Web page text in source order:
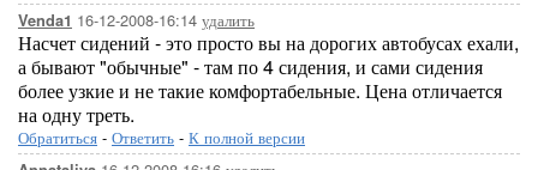
Venda1 16-12-2008-16:14 удалить
Насчет сидений - это просто вы на дорогих автобусах ехали,
а бывают "обычные" - там по 4 сидения, и сами сидения
более узкие и не такие комфортабельные. Цена отличается
на одну треть.
Обратиться - Ответить - К полной версии